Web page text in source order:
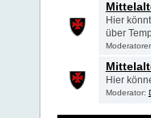
Hier
über
Hier
Moderator: